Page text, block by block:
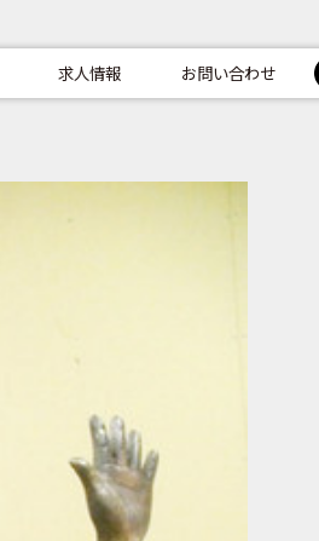
求人情報 お問い合わせ